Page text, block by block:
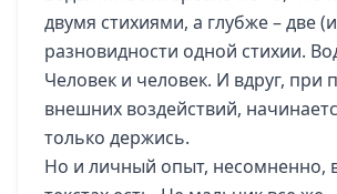
двумя стихиями, а глубже – две
разновидности одной стихии.
Человек и человек. И вдруг,
внешних воздействий,
только держись.
Но и личный опыт, несомненно,